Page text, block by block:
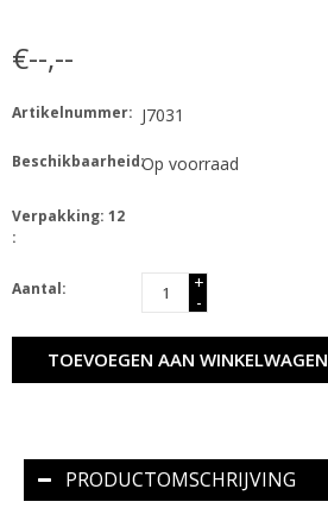
€--,--
Artikelnummer: J7031
Beschikbaarheid:Op voorraad
Verpakking: 12
:
Aantal:
+
-
TOEVOEGEN AAN WINKELWAGEN
PRODUCTOMSCHRIJVING